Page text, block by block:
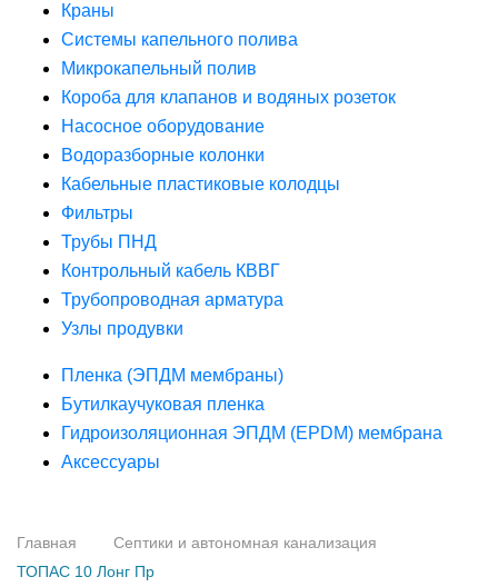
Краны
Системы капельного полива
Микрокапельный полив
Короба для клапанов и водяных розеток
Насосное оборудование
Водоразборные колонки
Кабельные пластиковые колодцы
Фильтры
Трубы ПНД
Контрольный кабель КВВГ
Трубопроводная арматура
Узлы продувки
Пленка (ЭПДМ мембраны)
Бутилкаучуковая пленка
Гидроизоляционная ЭПДМ (EPDM) мембрана
Аксессуары
Главная
Септики и автономная канализация
ТОПАС 10 Лонг Пр